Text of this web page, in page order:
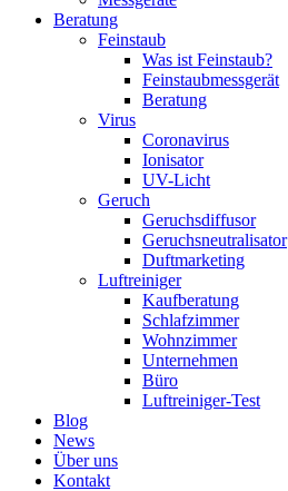
Beratung
Feinstaub
Was ist Feinstaub?
Feinstaubmessgerät
Beratung
Virus
Coronavirus
Ionisator
UV-Licht
Geruch
Geruchsdiffusor
Geruchsneutralisator
Duftmarketing
Luftreiniger
Kaufberatung
Schlafzimmer
Wohnzimmer
Unternehmen
Büro
Luftreiniger-Test
Blog
News
Über uns
Kontakt